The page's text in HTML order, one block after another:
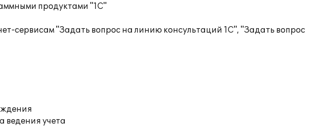
продуктами "1С"
сервисам "Задать вопрос на линию консультаций 1С", "Задать вопрос
ведения учета